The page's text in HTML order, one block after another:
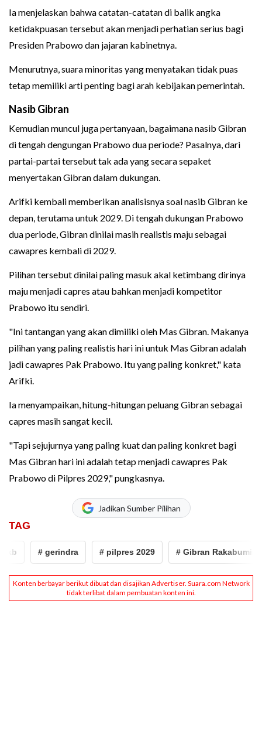
Ia menjelaskan bahwa catatan-catatan di balik angka
ketidakpuasan tersebut akan menjadi perhatian serius bagi
Presiden Prabowo dan jajaran kabinetnya.
Menurutnya, suara minoritas yang menyatakan tidak puas
tetap memiliki arti penting bagi arah kebijakan pemerintah.
Nasib Gibran
Kemudian muncul juga pertanyaan, bagaimana nasib Gibran
di tengah dengungan Prabowo dua periode? Pasalnya, dari
partai-partai tersebut tak ada yang secara sepaket
menyertakan Gibran dalam dukungan.
Arifki kembali memberikan analisisnya soal nasib Gibran ke
depan, terutama untuk 2029. Di tengah dukungan Prabowo
dua periode, Gibran dinilai masih realistis maju sebagai
cawapres kembali di 2029.
Pilihan tersebut dinilai paling masuk akal ketimbang dirinya
maju menjadi capres atau bahkan menjadi kompetitor
Prabowo itu sendiri.
"Ini tantangan yang akan dimiliki oleh Mas Gibran. Makanya
pilihan yang paling realistis hari ini untuk Mas Gibran adalah
jadi cawapres Pak Prabowo. Itu yang paling konkret," kata
Arifki.
Ia menyampaikan, hitung-hitungan peluang Gibran sebagai
capres masih sangat kecil.
"Tapi sejujurnya yang paling kuat dan paling konkret bagi
Mas Gibran hari ini adalah tetap menjadi cawapres Pak
Prabowo di Pilpres 2029," pungkasnya.
Jadikan Sumber Pilihan
TAG
# gerindra # pilpres 2029 # Gibran Rakabuming Raka